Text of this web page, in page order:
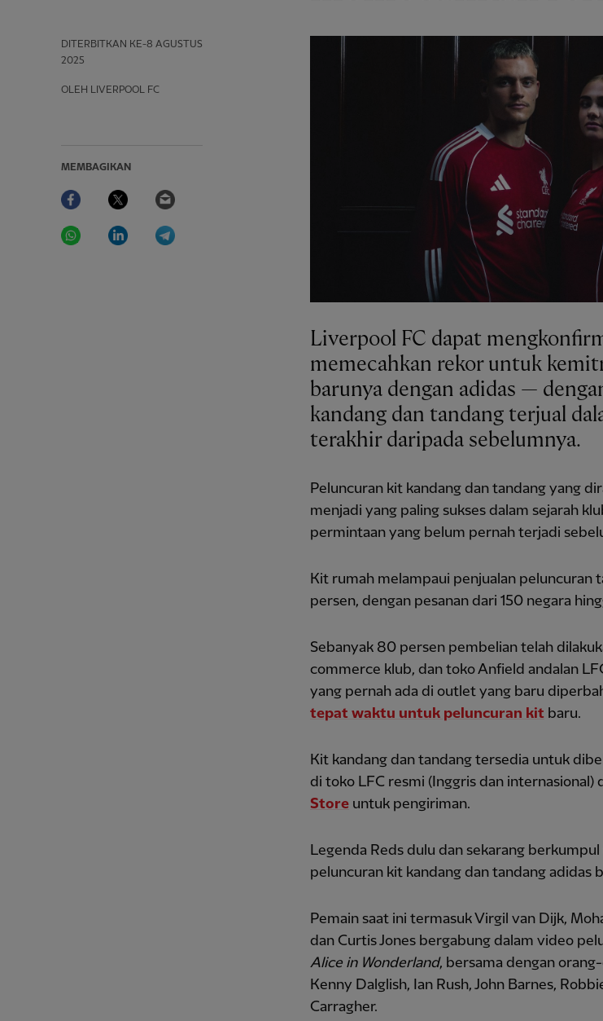
DITERBITKAN KE-8 AGUSTUS
2025
OLEH LIVERPOOL FC
MEMBAGIKAN
Facebook Twitter
WhatsAppLinkedIn
Liverpool FC dapat
memecahkan rekor untuk
barunya dengan adidas —
kandang dan tandang terjual
terakhir daripada sebelumnya.
Peluncuran kit kandang dan tandang yang
menjadi yang paling sukses dalam sejarah
permintaan yang belum pernah terjadi
Kit rumah melampaui penjualan peluncuran
persen, dengan pesanan dari 150 negara
Sebanyak 80 persen pembelian telah
commerce klub, dan toko Anfield andalan
yang pernah ada di outlet yang baru
tepat waktu untuk peluncuran kit baru.
Kit kandang dan tandang tersedia untuk
di toko LFC resmi (Inggris dan internasional)
Store untuk pengiriman.
Legenda Reds dulu dan sekarang
peluncuran kit kandang dan tandang adidas
Pemain saat ini termasuk Virgil van Dijk,
dan Curtis Jones bergabung dalam video
Alice in Wonderland, bersama dengan
Kenny Dalglish, Ian Rush, John Barnes,
Carragher.